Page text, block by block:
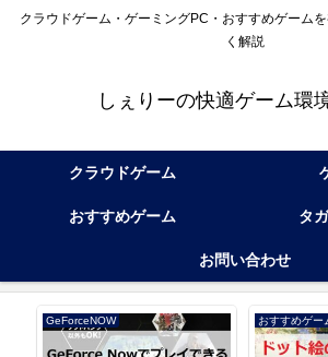
クラウドゲーム・ゲーミングPC・おすすめゲーム
く解説
しぇりーの快適ゲーム環
クラウドゲーム
おすすめゲーム タ
お問い合わせ
GeForceNOW